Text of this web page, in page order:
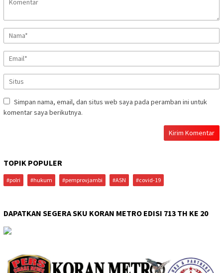
Simpan nama, email, dan situs web saya pada peramban ini untuk
komentar saya berikutnya.
TOPIK POPULER
#polri #hukum #pemprovjambi #ASN #covid-19
DAPATKAN SEGERA SKU KORAN METRO EDISI 713 TH KE 20